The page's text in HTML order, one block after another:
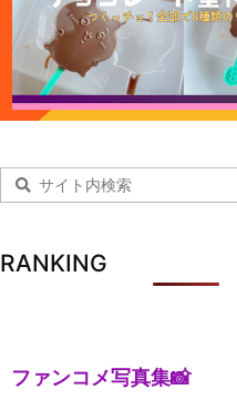
RANKING
ファンコメ写真集📸